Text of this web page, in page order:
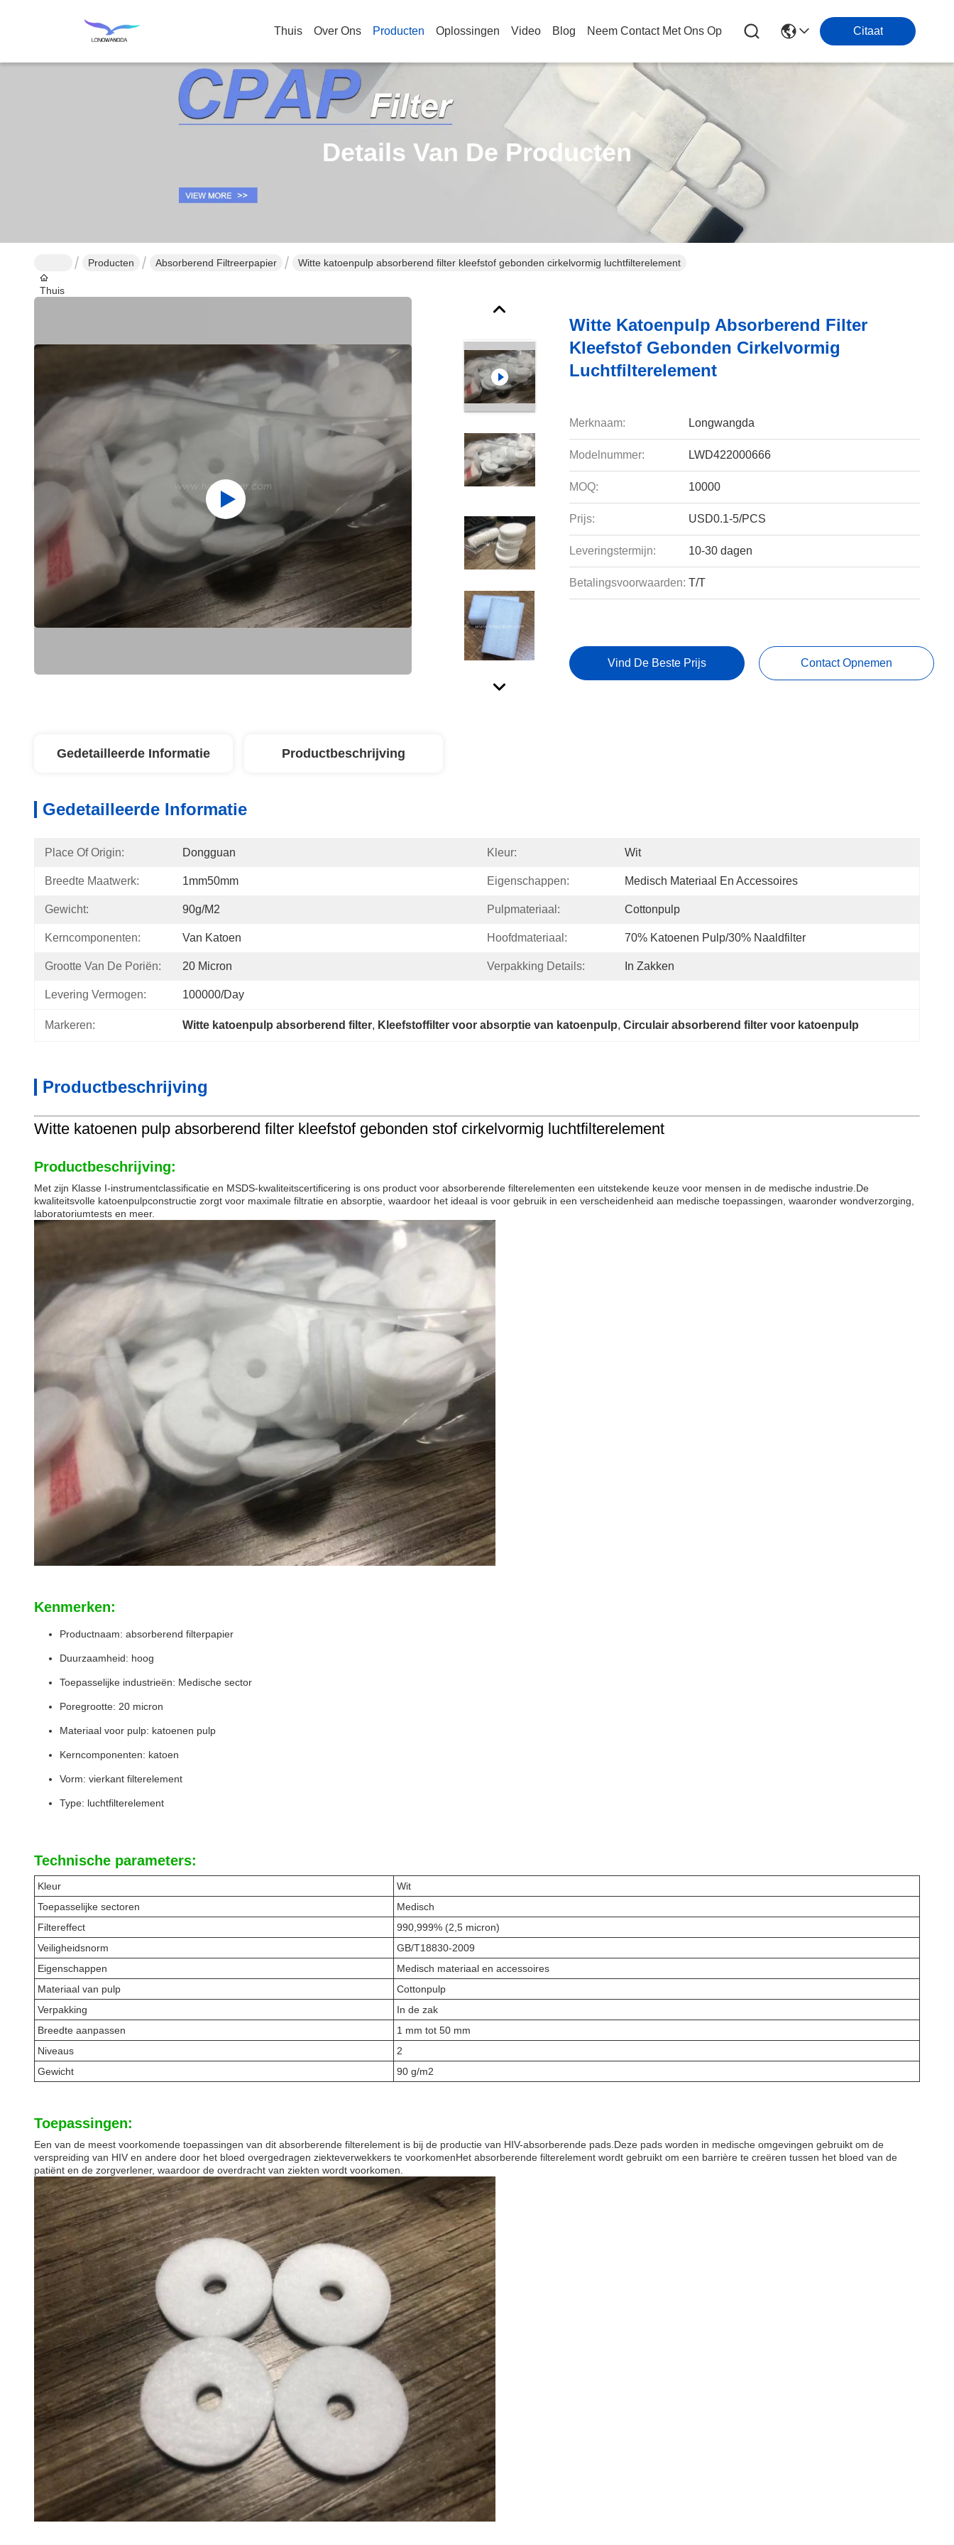
Thuis Over Ons Producten Oplossingen Video Blog Neem Contact Met Ons Op Citaat
Details Van De Producten
Thuis
Producten Absorberend Filtreerpapier Witte katoenpulp absorberend filter kleefstof gebonden cirkelvormig luchtfilterelement
Witte Katoenpulp Absorberend Filter
Kleefstof Gebonden Cirkelvormig
Luchtfilterelement
Merknaam: Longwangda
Modelnummer: LWD422000666
MOQ: 10000
Prijs: USD0.1-5/PCS
Leveringstermijn: 10-30 dagen
Betalingsvoorwaarden: T/T
Vind De Beste Prijs Contact Opnemen
Gedetailleerde Informatie Productbeschrijving
Gedetailleerde Informatie
Place Of Origin: Dongguan Kleur: Wit
Breedte Maatwerk: 1mm50mm Eigenschappen: Medisch Materiaal En Accessoires
Gewicht: 90g/m2 Pulpmateriaal: Cottonpulp
Kerncomponenten: Van Katoen Hoofdmateriaal: 70% Katoenen Pulp/30% Naaldfilter
Grootte Van De Poriën: 20 Micron Verpakking Details: In Zakken
Levering Vermogen: 100000/Day
Markeren: Witte katoenpulp absorberend filter, Kleefstoffilter voor absorptie van katoenpulp, Circulair absorberend filter voor katoenpulp
Productbeschrijving
Witte katoenen pulp absorberend filter kleefstof gebonden stof cirkelvormig luchtfilterelement
Productbeschrijving:
Met zijn Klasse I-instrumentclassificatie en MSDS-kwaliteitscertificering is ons product voor absorberende filterelementen een uitstekende keuze voor mensen in de medische industrie.De
kwaliteitsvolle katoenpulpconstructie zorgt voor maximale filtratie en absorptie, waardoor het ideaal is voor gebruik in een verscheidenheid aan medische toepassingen, waaronder wondverzorging,
laboratoriumtests en meer.
Kenmerken:
Productnaam: absorberend filterpapier
Duurzaamheid: hoog
Toepasselijke industrieën: Medische sector
Poregrootte: 20 micron
Materiaal voor pulp: katoenen pulp
Kerncomponenten: katoen
Vorm: vierkant filterelement
Type: luchtfilterelement
Technische parameters:
Kleur
Wit
Toepasselijke sectoren
Medisch
Filtereffect
990,999% (2,5 micron)
Veiligheidsnorm
GB/T18830-2009
Eigenschappen
Medisch materiaal en accessoires
Materiaal van pulp
Cottonpulp
Verpakking
In de zak
Breedte aanpassen
1 mm tot 50 mm
Niveaus
2
Gewicht
90 g/m2
Toepassingen:
Een van de meest voorkomende toepassingen van dit absorberende filterelement is bij de productie van HIV-absorberende pads.Deze pads worden in medische omgevingen gebruikt om de
verspreiding van HIV en andere door het bloed overgedragen ziekteverwekkers te voorkomenHet absorberende filterelement wordt gebruikt om een barrière te creëren tussen het bloed van de
patiënt en de zorgverlener, waardoor de overdracht van ziekten wordt voorkomen.